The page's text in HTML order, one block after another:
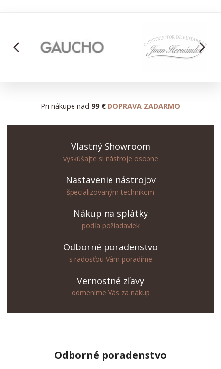
arrow_back_ios arrow_forward_ios
— Pri nákupe nad 99 € DOPRAVA ZADARMO —
Vlastný Showroom
vyskúšajte si nástroje osobne
Nastavenie nástrojov
špecializovaným technikom
Nákup na splátky
podľa požiadaviek
Odborné poradenstvo
s radosťou Vám poradíme
Vernostné zľavy
odmeníme Vás za nákup
Odborné poradenstvo